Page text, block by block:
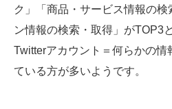
ク」「商品・サービス情報の
ン情報の検索・取得」がTOP3
Twitterアカウント＝何らかの情
ている方が多いようです。